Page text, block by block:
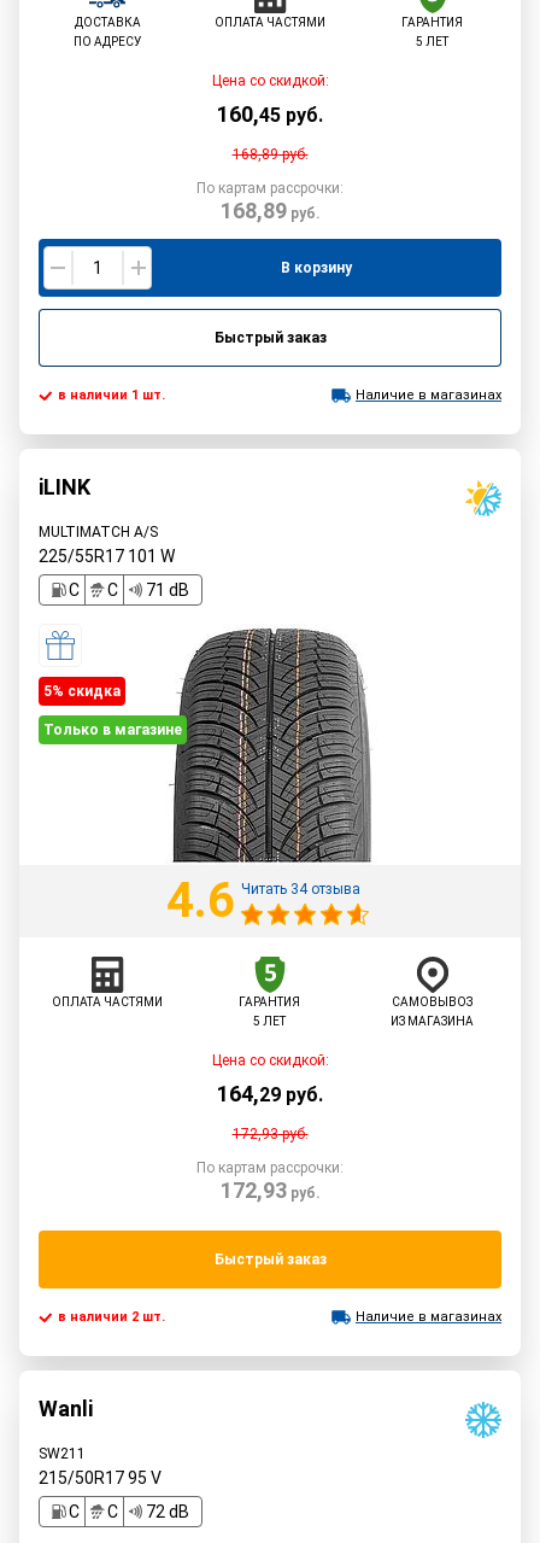
ДОСТАВКА
ПО АДРЕСУ
ОПЛАТА ЧАСТЯМИ
ГАРАНТИЯ
5 ЛЕТ
Цена со скидкой:
160,45 руб.
168,89руб.
По картам рассрочки:
168,89руб.
В корзину
Быстрый заказ
в наличии 1 шт. Наличие в магазинах
iLINK
MULTIMATCH A/S
225/55R17 101 W
C
C 71 dB
5% cкидка
Только в магазине
4.6 Читать 34 отзыва
ОПЛАТА ЧАСТЯМИ
ГАРАНТИЯ
5 ЛЕТ
САМОВЫВОЗ
ИЗ МАГАЗИНА
Цена со скидкой:
164,29 руб.
172,93руб.
По картам рассрочки:
172,93руб.
Быстрый заказ
в наличии 2 шт. Наличие в магазинах
Wanli
SW211
215/50R1795 V
C
C 72 dB